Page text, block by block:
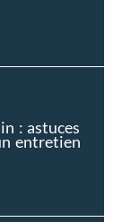
: astuces
entretien